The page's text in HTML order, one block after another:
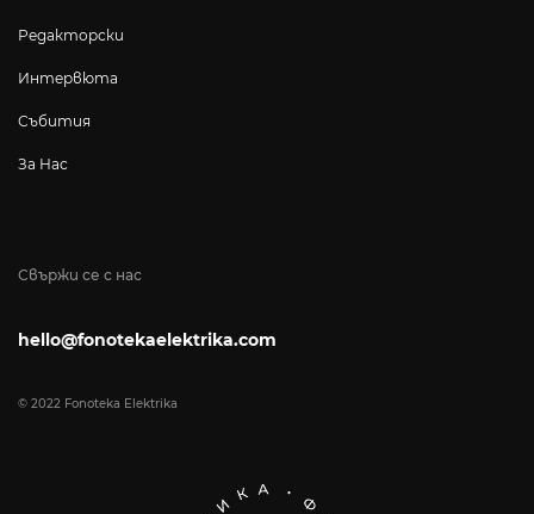
Свържи се с нас
hello@fonotekaelektrika.com
© 2022 Fonoteka Elektrika
Редакторски
Интервюта
Събития
За Нас